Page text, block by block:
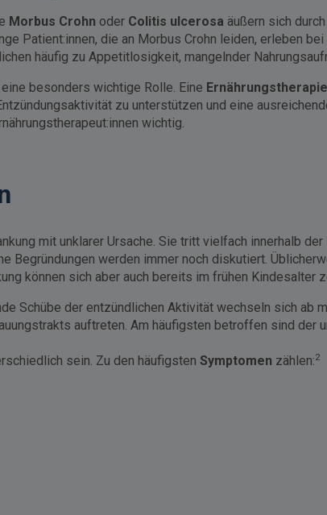
Morbus Crohn oder Colitis ulcerosa äußern sich
Patient:innen, die an Morbus Crohn leiden, erleben
häufig zu Appetitlosigkeit, mangelnder
besonders wichtige Rolle. Eine
zu unterstützen und eine
wichtig.
mit unklarer Ursache. Sie tritt vielfach innerhalb
Begründungen werden immer noch diskutiert.
können sich aber auch bereits im frühen Kindesalter
Schübe der entzündlichen Aktivität wechseln sich ab
auftreten. Am häufigsten betroffen sind der
sein. Zu den häufigsten Symptomen zählen:2